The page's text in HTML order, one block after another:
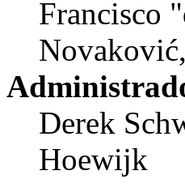
Francisco
Derek
Hoewijk